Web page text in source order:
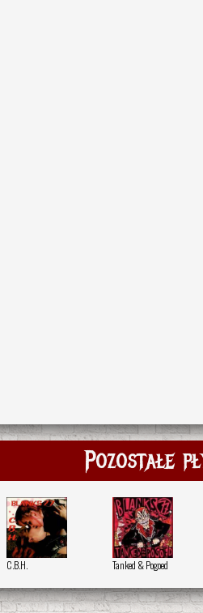
Pozostałe
C.B.H. Tanked & Pogoed